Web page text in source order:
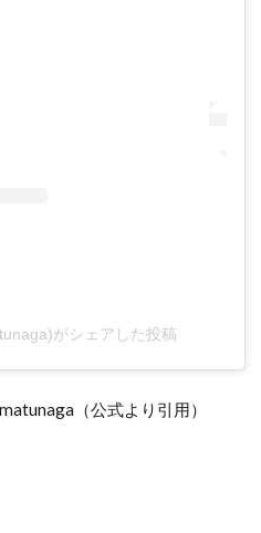
がシェアした投稿
（公式より引用）